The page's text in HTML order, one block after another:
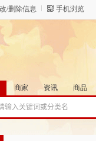
/删除信息 手机浏览
商家 资讯 商品